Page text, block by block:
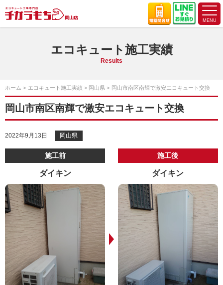
エコキュート施工実績
Results
ホーム エコキュート施工実績 岡山県 岡山市南区南輝で激安エコキュート交換
岡山市南区南輝で激安エコキュート交換
2022年9月13日 岡山県
施工前
ダイキン
施工後
ダイキン